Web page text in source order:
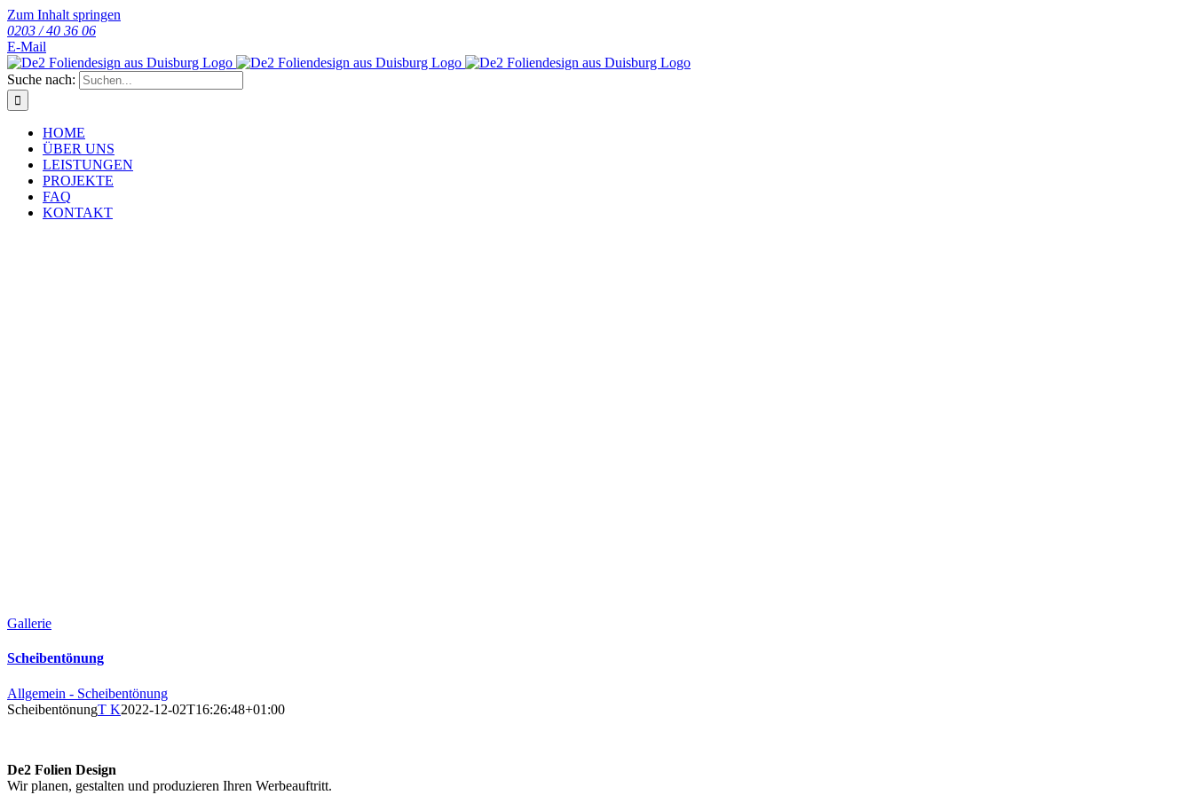
Zum Inhalt springen
0203 / 40 36 06
E-Mail
Suche nach:
HOME
ÜBER UNS
LEISTUNGEN
PROJEKTE
FAQ
KONTAKT
Gallerie
Scheibentönung
Allgemein - Scheibentönung
ScheibentönungT K2022-12-02T16:26:48+01:00
De2 Folien Design
Wir planen, gestalten und produzieren Ihren Werbeauftritt.